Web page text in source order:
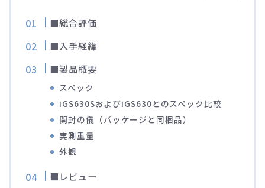
ブルべレポート2021
ブルベレポート2019
ブルベレポート2018
ブルベレポート2017
■総合評価
■入手経緯
■製品概要
スペック
iGS630SおよびiGS630とのスペック比較
開封の儀（パッケージと同梱品）
実測重量
外観
■レビュー